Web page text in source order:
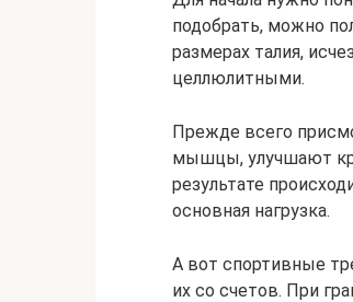
подобрать, можно
размерах талия,
целлюлитными.
Прежде всего
мышцы, улучшают
результате
основная нагрузка.
А вот спортивные
их со счетов. При